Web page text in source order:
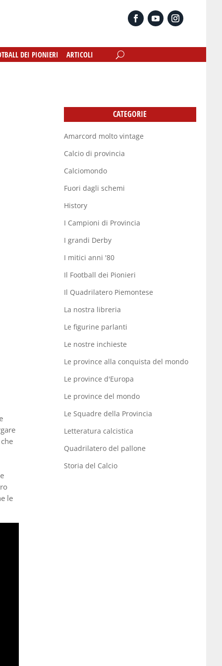
DEI PIONIERI ARTICOLI
DEI PIONIERI ARTICOLI
le
CATEGORIE
Amarcord molto vintage
Calcio di provincia
Calciomondo
Fuori dagli schemi
History
I Campioni di Provincia
I grandi Derby
I mitici anni '80
Il Football dei Pionieri
Il Quadrilatero Piemontese
La nostra libreria
Le figurine parlanti
Le nostre inchieste
Le province alla conquista del mondo
Le province d'Europa
Le province del mondo
Le Squadre della Provincia
Letteratura calcistica
Quadrilatero del pallone
Storia del Calcio